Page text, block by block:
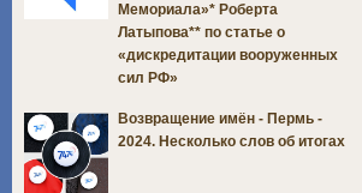
Мемориала»* Роберта
Латыпова** по статье о
«дискредитации вооруженных
сил РФ»
Возвращение имён - Пермь -
2024. Несколько слов об итогах